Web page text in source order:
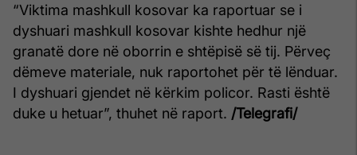
“Viktima mashkull kosovar ka raportuar se i
dyshuari mashkull kosovar kishte hedhur një
granatë dore në oborrin e shtëpisë së tij. Përveç
dëmeve materiale, nuk raportohet për të lënduar.
I dyshuari gjendet në kërkim policor. Rasti është
duke u hetuar”, thuhet në raport. /Telegrafi/